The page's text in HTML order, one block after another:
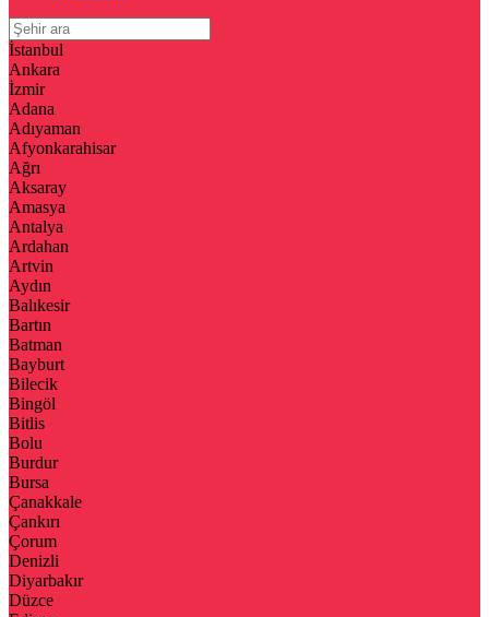
İstanbul
Ankara
İzmir
Adana
Adıyaman
Afyonkarahisar
Ağrı
Aksaray
Amasya
Antalya
Ardahan
Artvin
Aydın
Balıkesir
Bartın
Batman
Bayburt
Bilecik
Bingöl
Bitlis
Bolu
Burdur
Bursa
Çanakkale
Çankırı
Çorum
Denizli
Diyarbakır
Düzce